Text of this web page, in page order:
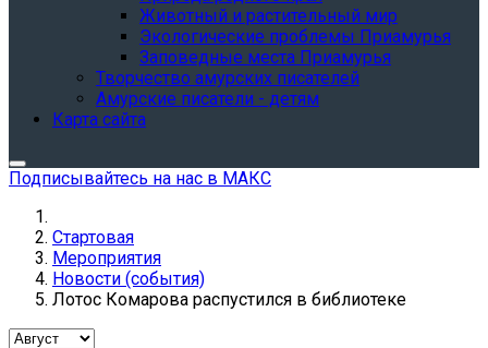
Животный и растительный мир
Экологические проблемы Приамурья
Заповедные места Приамурья
Творчество амурских писателей
Амурские писатели - детям
Карта сайта
Подписывайтесь на нас в МАКС
Стартовая
Мероприятия
Новости (события)
Лотос Комарова распустился в библиотеке